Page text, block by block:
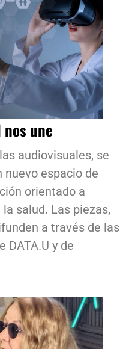
une
audiovisuales, se
nuevo espacio de
orientado a
salud. Las piezas,
a través de las
DATA.U y de